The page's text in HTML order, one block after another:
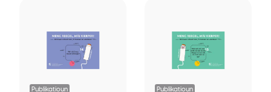
Publikatioun Publikatioun